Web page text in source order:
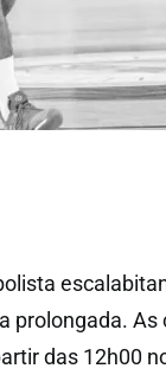
prolongada.
das 12h00